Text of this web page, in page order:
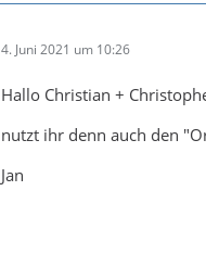
4. Juni 2021 um 10:26
Hallo Christian +
nutzt ihr denn auch den
Jan